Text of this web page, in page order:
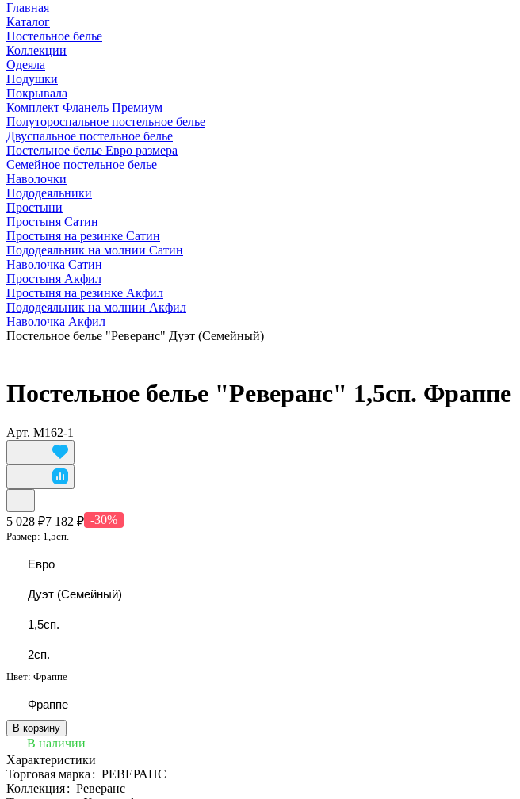
Главная
Каталог
Постельное белье
Коллекции
Одеяла
Подушки
Покрывала
Комплект Фланель Премиум
Полутороспальное постельное белье
Двуспальное постельное белье
Постельное белье Евро размера
Семейное постельное белье
Наволочки
Пододеяльники
Простыни
Простыня Сатин
Простыня на резинке Сатин
Пододеяльник на молнии Сатин
Наволочка Сатин
Простыня Акфил
Простыня на резинке Акфил
Пододеяльник на молнии Акфил
Наволочка Акфил
Постельное белье "Реверанс" Дуэт (Семейный)
Постельное белье "Реверанс" 1,5сп. Фраппе
Арт. М162-1
5 028 ₽7 182 ₽ -30%
Размер: 1,5сп.
Евро
Дуэт (Семейный)
1,5сп.
2сп.
Цвет: Фраппе
Фраппе
В корзину
В наличии
Характеристики
Торговая марка : РЕВЕРАНС
Коллекция: Реверанс